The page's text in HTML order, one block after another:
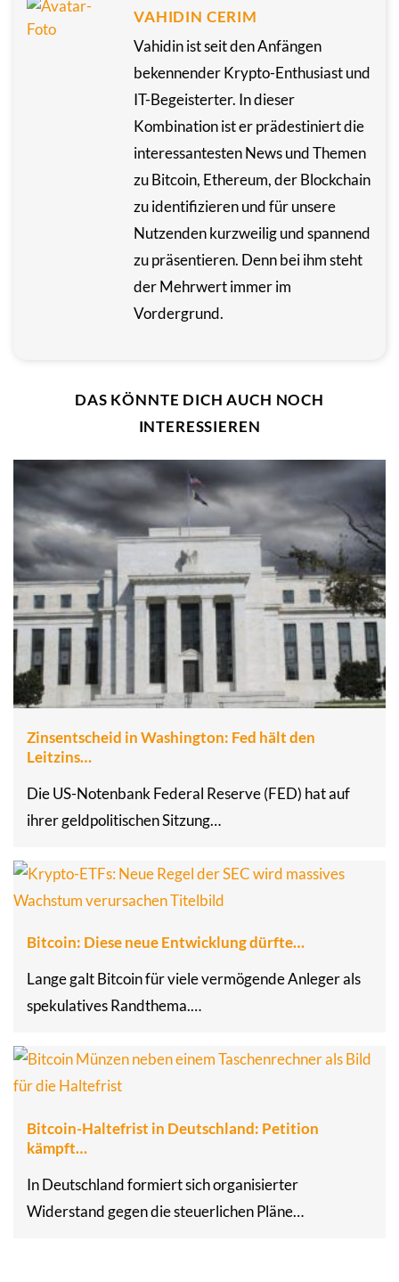
VAHIDIN CERIM
Vahidin ist seit den Anfängen
bekennender Krypto-Enthusiast und
IT-Begeisterter. In dieser
Kombination ist er prädestiniert die
interessantesten News und Themen
zu Bitcoin, Ethereum, der Blockchain
zu identifizieren und für unsere
Nutzenden kurzweilig und spannend
zu präsentieren. Denn bei ihm steht
der Mehrwert immer im
Vordergrund.
DAS KÖNNTE DICH AUCH NOCH
INTERESSIEREN
Zinsentscheid in Washington: Fed hält den
Leitzins…
Die US-Notenbank Federal Reserve (FED) hat auf
ihrer geldpolitischen Sitzung…
Bitcoin: Diese neue Entwicklung dürfte…
Lange galt Bitcoin für viele vermögende Anleger als
spekulatives Randthema.…
Bitcoin-Haltefrist in Deutschland: Petition
kämpft…
In Deutschland formiert sich organisierter
Widerstand gegen die steuerlichen Pläne…